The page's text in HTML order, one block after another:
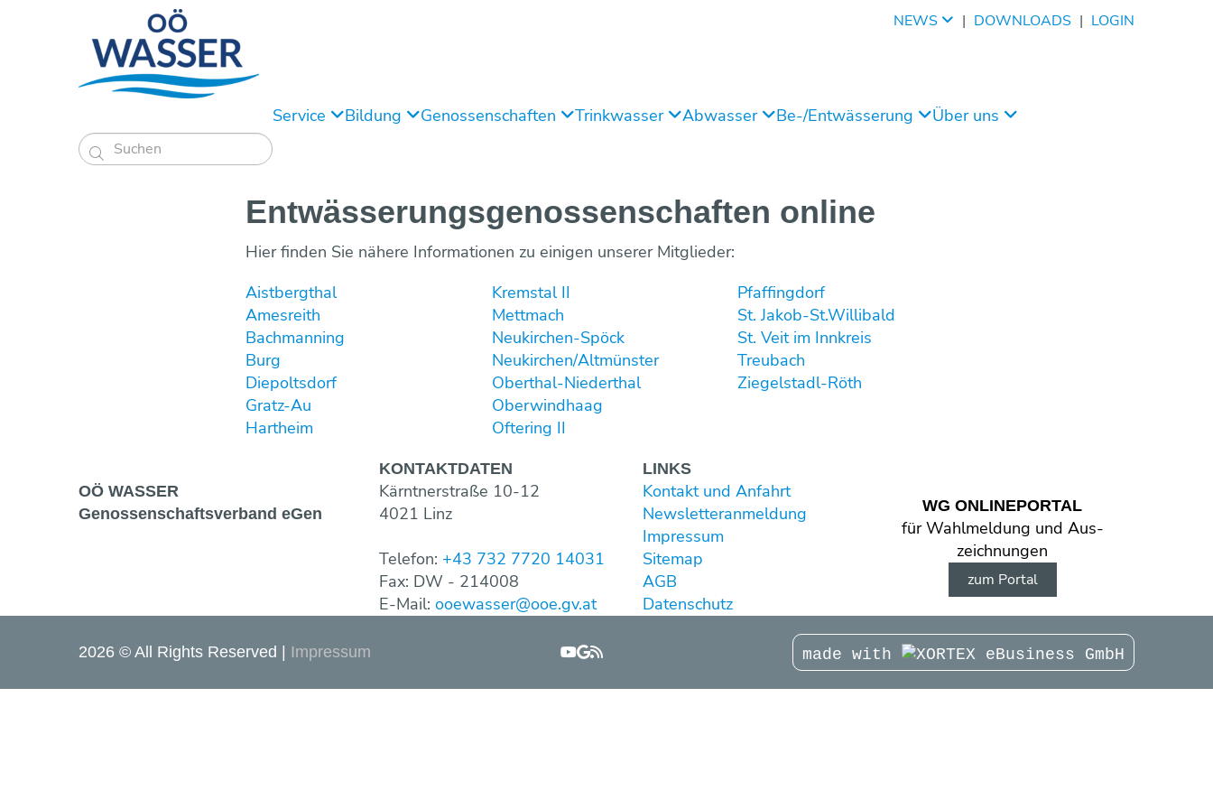
NEWS | DOWNLOADS | LOGIN
Service Bildung Genossenschaften Trinkwasser Abwasser Be-/Entwässerung Über uns

Entwässerungs­genossenschaften online
Hier finden Sie nähere Informationen zu einigen unserer Mitglieder:
Aistbergthal
Amesreith
Bachmanning
Burg
Diepoltsdorf
Gratz-Au
Hartheim
Kremstal II
Mettmach
Neukirchen-Spöck
Neukirchen/Altmünster
Oberthal-Niederthal
Oberwindhaag
Oftering II
Pfaffingdorf
St. Jakob-St.Willibald
St. Veit im Innkreis
Treubach
Ziegelstadl-Röth
OÖ WASSER
Genossen­schaftsverband eGen
KONTAKT­DATEN
Kärntnerstraße 10-12
4021 Linz
Telefon: +43 732 7720 14031
Fax: DW - 214008
E-Mail: ooewasser@ooe.gv.at
LINKS
Kontakt und Anfahrt
Newsletter­anmeldung
Impressum
Sitemap
AGB
Datenschutz
WG ONLINE­PORTAL
für Wahl­meldung und Aus­
zeichnungen
zum Portal
2026 © All Rights Reserved Impressum made with